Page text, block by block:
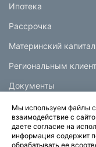
Ипотека
Рассрочка
Материнский капитал
Региональным
Документы
Мы используем файлы
взаимодействие с
даете согласие на
информация содержит
обрабатывать ее